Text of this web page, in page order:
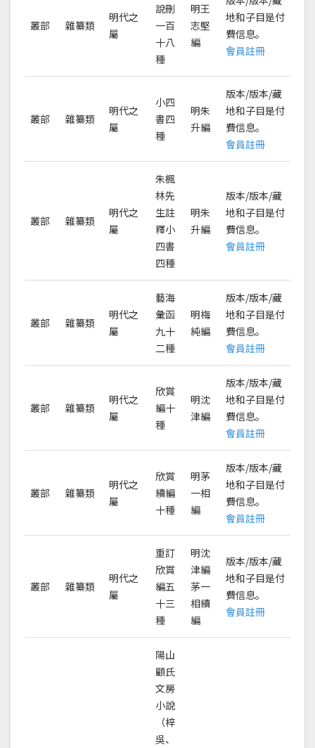
叢部 雜纂類
明代之
屬
說刪
一百
十八
種
明王
志堅
編
地和子目是付
費信息。
會員註冊
叢部 雜纂類
明代之
屬
小四
書四
種
明朱
升編
版本/版本/藏
地和子目是付
費信息。
會員註冊
叢部 雜纂類
明代之
屬
朱楓
林先
生註
釋小
四書
四種
明朱
升編
版本/版本/藏
地和子目是付
費信息。
會員註冊
叢部 雜纂類
明代之
屬
藝海
彙函
九十
二種
明梅
純編
版本/版本/藏
地和子目是付
費信息。
會員註冊
叢部 雜纂類
明代之
屬
欣賞
編十
種
明沈
津編
版本/版本/藏
地和子目是付
費信息。
會員註冊
叢部 雜纂類
明代之
屬
欣賞
續編
十種
明茅
一相
編
版本/版本/藏
地和子目是付
費信息。
會員註冊
叢部 雜纂類
明代之
屬
重訂
欣賞
編五
十三
種
明沈
津編
茅一
相續
編
版本/版本/藏
地和子目是付
費信息。
會員註冊
陽山
顧氏
文房
小說
（梓
吳、